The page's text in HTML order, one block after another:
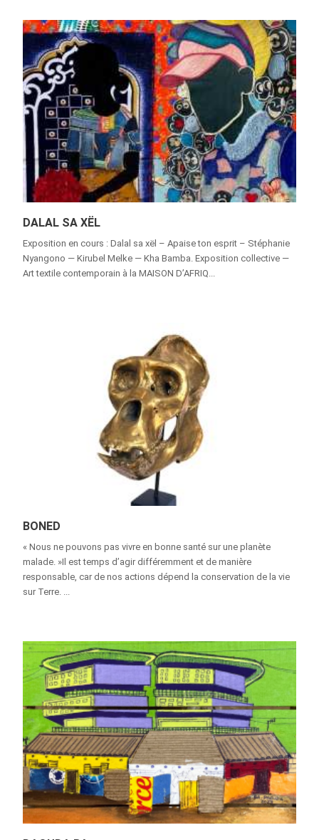
DALAL SA XËL
Exposition en cours : Dalal sa xël – Apaise ton esprit – Stéphanie
Nyangono — Kirubel Melke — Kha Bamba. Exposition collective —
Art textile contemporain à la MAISON D’AFRIQ...
BONED
« Nous ne pouvons pas vivre en bonne santé sur une planète
malade. »Il est temps d’agir différemment et de manière
responsable, car de nos actions dépend la conservation de la vie
sur Terre. ...